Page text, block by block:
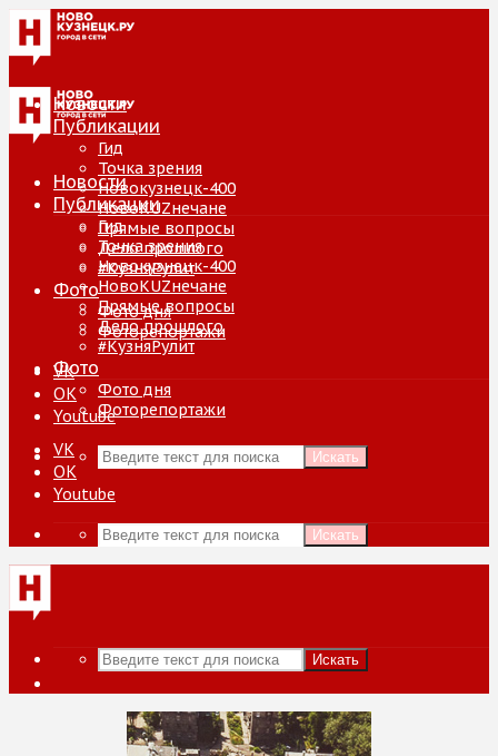
Новости
Публикации
Гид
Точка зрения
Новокузнецк-400
НовоKUZнечане
Прямые вопросы
Дело прошлого
#КузняРулит
Фото
Фото дня
Фоторепортажи
VK
ОК
Youtube
Искать
Новости
Публикации
Гид
Точка зрения
Новокузнецк-400
НовоKUZнечане
Прямые вопросы
Дело прошлого
#КузняРулит
Фото
Фото дня
Фоторепортажи
VK
ОК
Youtube
Искать
Искать